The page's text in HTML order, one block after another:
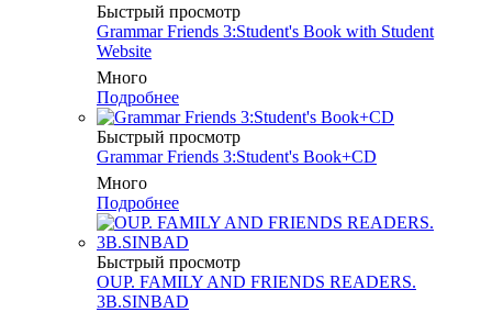
Быстрый просмотр
Grammar Friends 3:Student's Book with Student
Website
Много
Подробнее
Быстрый просмотр
Grammar Friends 3:Student's Book+CD
Много
Подробнее
Быстрый просмотр
OUP. FAMILY AND FRIENDS READERS.
3B.SINBAD